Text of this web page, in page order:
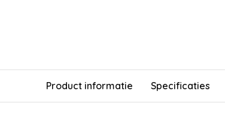
Product informatie Specificaties